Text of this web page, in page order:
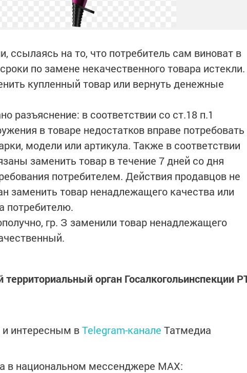
ссылаясь на то, что потребитель сам виноват в
по замене некачественного товара истекли.
купленный товар или вернуть денежные
разъяснение: в соответствии со ст.18 п.1
в товаре недостатков вправе потребовать
модели или артикула. Также в соответствии
заменить товар в течение 7 дней со дня
потребителем. Действия продавцов не
заменить товар ненадлежащего качества или
потребителю.
гр. З заменили товар ненадлежащего
территориальный орган Госалкогольинспекции
интересным вTelegram-канале Татмедиа
в национальном мессенджере MАХ: